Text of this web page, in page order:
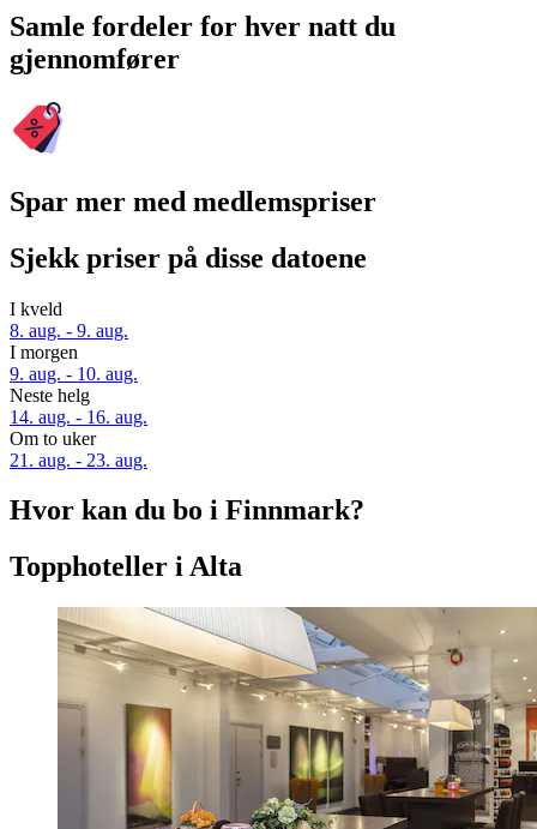
Samle fordeler for hver natt du
gjennomfører
Spar mer med medlemspriser
Sjekk priser på disse datoene
I kveld
8. aug. - 9. aug.
I morgen
9. aug. - 10. aug.
Neste helg
14. aug. - 16. aug.
Om to uker
21. aug. - 23. aug.
Hvor kan du bo i Finnmark?
Topphoteller i Alta